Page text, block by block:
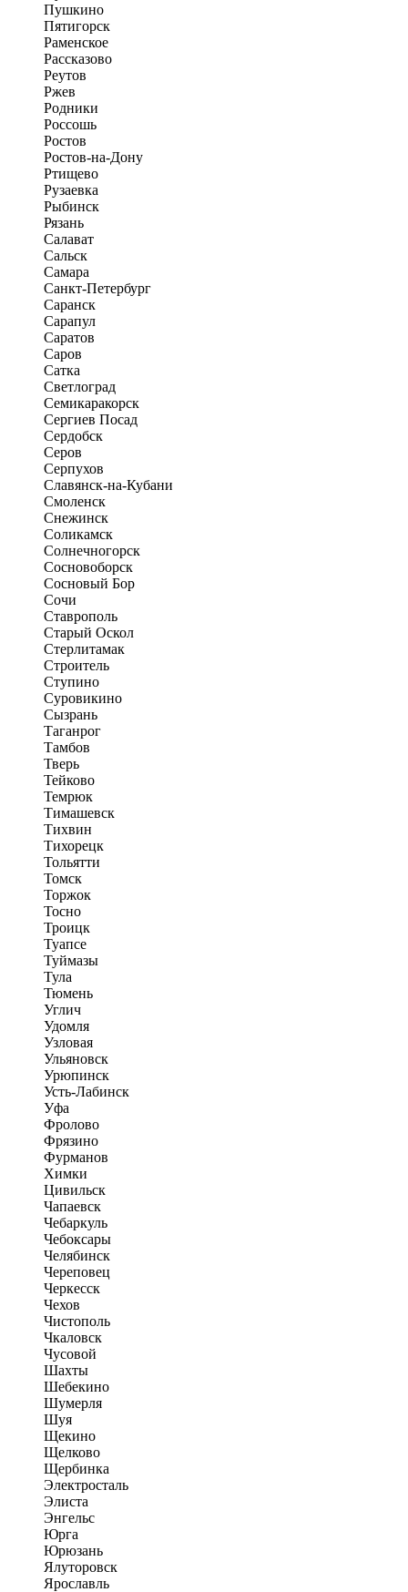
Пушкино
Пятигорск
Раменское
Рассказово
Реутов
Ржев
Родники
Россошь
Ростов
Ростов-на-Дону
Ртищево
Рузаевка
Рыбинск
Рязань
Салават
Сальск
Самара
Санкт-Петербург
Саранск
Сарапул
Саратов
Саров
Сатка
Светлоград
Семикаракорск
Сергиев Посад
Сердобск
Серов
Серпухов
Славянск-на-Кубани
Смоленск
Снежинск
Соликамск
Солнечногорск
Сосновоборск
Сосновый Бор
Сочи
Ставрополь
Старый Оскол
Стерлитамак
Строитель
Ступино
Суровикино
Сызрань
Таганрог
Тамбов
Тверь
Тейково
Темрюк
Тимашевск
Тихвин
Тихорецк
Тольятти
Томск
Торжок
Тосно
Троицк
Туапсе
Туймазы
Тула
Тюмень
Углич
Удомля
Узловая
Ульяновск
Урюпинск
Усть-Лабинск
Уфа
Фролово
Фрязино
Фурманов
Химки
Цивильск
Чапаевск
Чебаркуль
Чебоксары
Челябинск
Череповец
Черкесск
Чехов
Чистополь
Чкаловск
Чусовой
Шахты
Шебекино
Шумерля
Шуя
Щекино
Щелково
Щербинка
Электросталь
Элиста
Энгельс
Юрга
Юрюзань
Ялуторовск
Ярославль